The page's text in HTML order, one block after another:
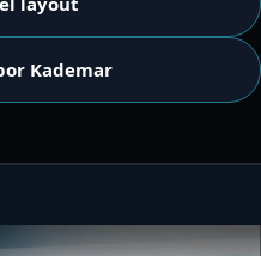
Kademar